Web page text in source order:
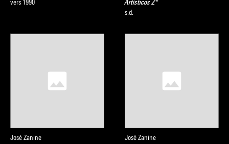
vers 1990
Artísticos Z"
s.d.
José Zanine
José Zanine